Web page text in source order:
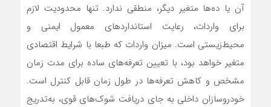
آن یا ده‌ها متغیر دیگر، منطقی ندارد. تنها محدودیت لازم
برای واردات، رعایت استانداردهای معمول ایمنی و
محیط‌زیستی است. میزان واردات که طبعا با شرایط اقتصادی
متغیر خواهد بود، با تعیین تعرفه‌های ساده برای مدت زمان
مشخص و کاهش تعرفه‌ها در طول زمان قابل کنترل است.
خودروسازان داخلی به جای دریافت شوک‌های قوی، به‌تدریج